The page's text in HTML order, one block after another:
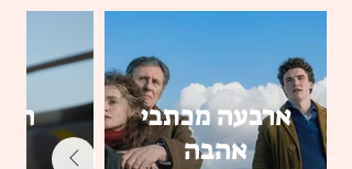
ארבעה מכתבי
אהבה